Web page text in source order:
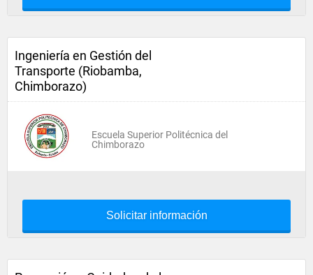
Ingeniería en Gestión del
Transporte (Riobamba,
Chimborazo)
Escuela Superior Politécnica del
Chimborazo
Solicitar información